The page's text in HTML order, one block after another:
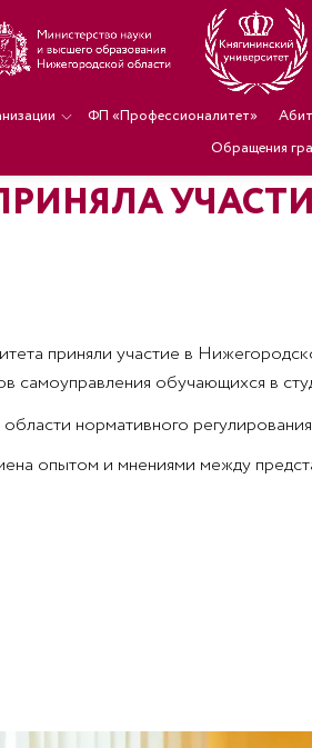
ФП «Профессионалитет»
Обращения
приняли участие в
самоуправления обучающихся в
нормативного
опытом и мнениями между